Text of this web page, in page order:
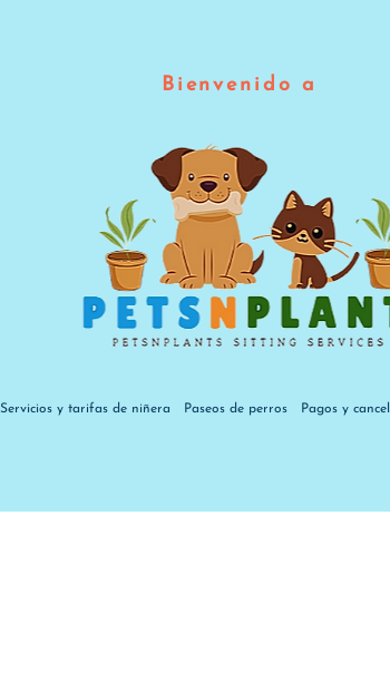
Bienvenido a
Servicios y tarifas de niñera Paseos de perros Pagos y